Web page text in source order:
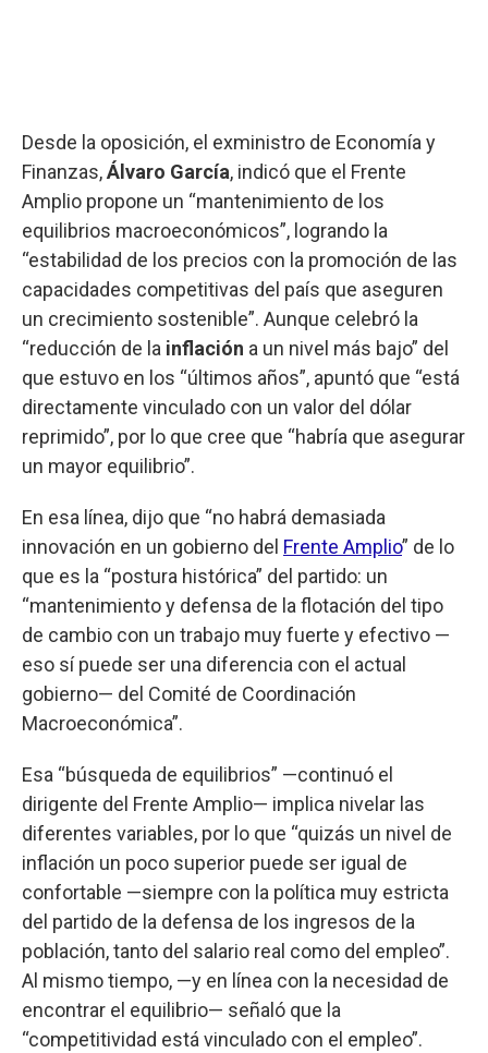
Desde la oposición, el exministro de Economía y
Finanzas,Álvaro García, indicó que el Frente
Amplio propone un “mantenimiento de los
equilibrios macroeconómicos”, logrando la
“estabilidad de los precios con la promoción de las
capacidades competitivas del país que aseguren
un crecimiento sostenible”. Aunque celebró la
“reducción de la inflación a un nivel más bajo” del
que estuvo en los “últimos años”, apuntó que “está
directamente vinculado con un valor del dólar
reprimido”, por lo que cree que “habría que asegurar
un mayor equilibrio”.
En esa línea, dijo que “no habrá demasiada
innovación en un gobierno del Frente Amplio” de lo
que es la “postura histórica” del partido: un
“mantenimiento y defensa de la flotación del tipo
de cambio con un trabajo muy fuerte y efectivo —
eso sí puede ser una diferencia con el actual
gobierno— del Comité de Coordinación
Macroeconómica”.
Esa “búsqueda de equilibrios” —continuó el
dirigente del Frente Amplio— implica nivelar las
diferentes variables, por lo que “quizás un nivel de
inflación un poco superior puede ser igual de
confortable —siempre con la política muy estricta
del partido de la defensa de los ingresos de la
población, tanto del salario real como del empleo”.
Al mismo tiempo, —y en línea con la necesidad de
encontrar el equilibrio— señaló que la
“competitividad está vinculado con el empleo”.